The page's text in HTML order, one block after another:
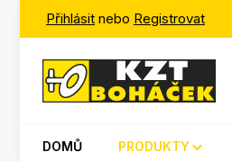
na hlavní obsah
Přeskočit na vyhledávání
Přeskočit na hlavní navigaci
Přihlásit nebo Registrovat
DOMŮ PRODUKTY